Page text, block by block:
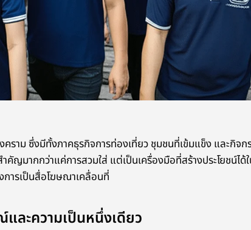
ราม ซึ่งมีทั้งภาคธุรกิจการท่องเที่ยว ชุมชนที่เข้มแข็ง และกิจก
คัญมากกว่าแค่การสวมใส่ แต่เป็นเครื่องมือที่สร้างประโยชน์ไ
การเป็นสื่อโฆษณาเคลื่อนที่
ละความเป็นหนึ่งเดียว